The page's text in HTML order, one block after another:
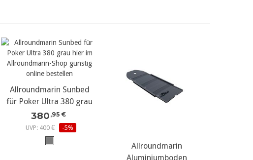
mehr Details...
Allroundmarin Sunbed
für Poker Ultra 380 grau
380 ,95 €
UVP: 400 €
-5%
mehr Details...
Allroundmarin
Aluminiumboden